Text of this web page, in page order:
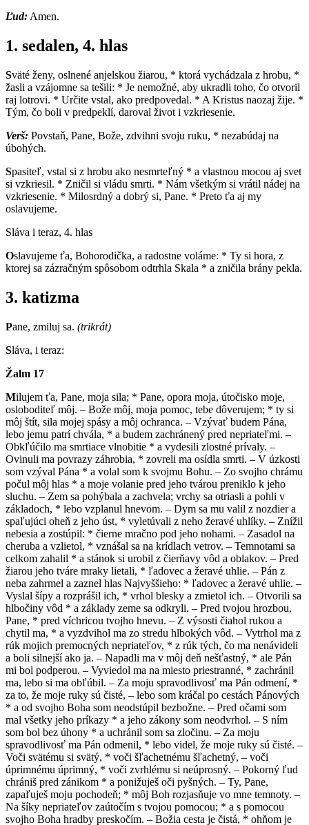
Ľud: Amen.
1. sedalen, 4. hlas
Sväté ženy, oslnené anjelskou žiarou, * ktorá vychádzala z hrobu, *
žasli a vzájomne sa tešili: * Je nemožné, aby ukradli toho, čo otvoril
raj lotrovi. * Určite vstal, ako predpovedal. * A Kristus naozaj žije. *
Tým, čo boli v predpeklí, daroval život i vzkriesenie.
Verš: Povstaň, Pane, Bože, zdvihni svoju ruku, * nezabúdaj na
úbohých.
Spasiteľ, vstal si z hrobu ako nesmrteľný * a vlastnou mocou aj svet
si vzkriesil. * Zničil si vládu smrti. * Nám všetkým si vrátil nádej na
vzkriesenie. * Milosrdný a dobrý si, Pane. * Preto ťa aj my
oslavujeme.
Sláva i teraz, 4. hlas
Oslavujeme ťa, Bohorodička, a radostne voláme: * Ty si hora, z
ktorej sa zázračným spôsobom odtrhla Skala * a zničila brány pekla.
3. katizma
Pane, zmiluj sa. (trikrát)
Sláva, i teraz:
Žalm 17
Milujem ťa, Pane, moja sila; * Pane, opora moja, útočisko moje,
osloboditeľ môj. – Bože môj, moja pomoc, tebe dôverujem; * ty si
môj štít, sila mojej spásy a môj ochranca. – Vzývať budem Pána,
lebo jemu patrí chvála, * a budem zachránený pred nepriateľmi. –
Obkľúčilo ma smrtiace vlnobitie * a vydesili zlostné prívaly. –
Ovinuli ma povrazy záhrobia, * zovreli ma osídla smrti. – V úzkosti
som vzýval Pána * a volal som k svojmu Bohu. – Zo svojho chrámu
počul môj hlas * a moje volanie pred jeho tvárou preniklo k jeho
sluchu. – Zem sa pohýbala a zachvela; vrchy sa otriasli a pohli v
základoch, * lebo vzplanul hnevom. – Dym sa mu valil z nozdier a
spaľujúci oheň z jeho úst, * vyletúvali z neho žeravé uhlíky. – Znížil
nebesia a zostúpil: * čierne mračno pod jeho nohami. – Zasadol na
cheruba a vzlietol, * vznášal sa na krídlach vetrov. – Temnotami sa
celkom zahalil * a stánok si urobil z čierňavy vôd a oblakov. – Pred
žiarou jeho tváre mraky lietali, * ľadovec a žeravé uhlie. – Pán z
neba zahrmel a zaznel hlas Najvyššieho: * ľadovec a žeravé uhlie. –
Vyslal šípy a rozprášil ich, * vrhol blesky a zmietol ich. – Otvorili sa
hlbočiny vôd * a základy zeme sa odkryli. – Pred tvojou hrozbou,
Pane, * pred víchricou tvojho hnevu. – Z výsosti čiahol rukou a
chytil ma, * a vyzdvihol ma zo stredu hlbokých vôd. – Vytrhol ma z
rúk mojich premocných nepriateľov, * z rúk tých, čo ma nenávideli
a boli silnejší ako ja. – Napadli ma v môj deň nešťastný, * ale Pán
mi bol podperou. – Vyviedol ma na miesto priestranné, * zachránil
ma, lebo si ma obľúbil. – Za moju spravodlivosť ma Pán odmení, *
za to, že moje ruky sú čisté, – lebo som kráčal po cestách Pánových
* a od svojho Boha som neodstúpil bezbožne. – Pred očami som
mal všetky jeho príkazy * a jeho zákony som neodvrhol. – S ním
som bol bez úhony * a uchránil som sa zločinu. – Za moju
spravodlivosť ma Pán odmenil, * lebo videl, že moje ruky sú čisté. –
Voči svätému si svätý, * voči šľachetnému šľachetný, – voči
úprimnému úprimný, * voči zvrhlému si neúprosný. – Pokorný ľud
chrániš pred zánikom * a ponižuješ oči pyšných. – Ty, Pane,
zapaľuješ moju pochodeň; * môj Boh rozjasňuje vo mne temnoty. –
Na šíky nepriateľov zaútočím s tvojou pomocou; * a s pomocou
svojho Boha hradby preskočím. – Božia cesta je čistá, * ohňom je